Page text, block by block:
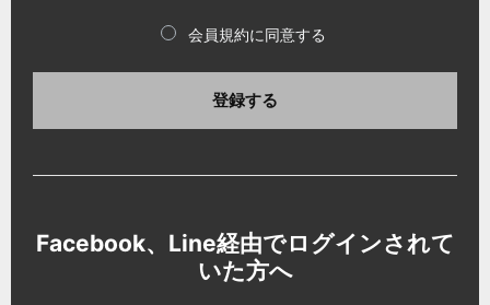
会員規約に同意する
登録する
Facebook、Line経由でログインされて
いた方へ